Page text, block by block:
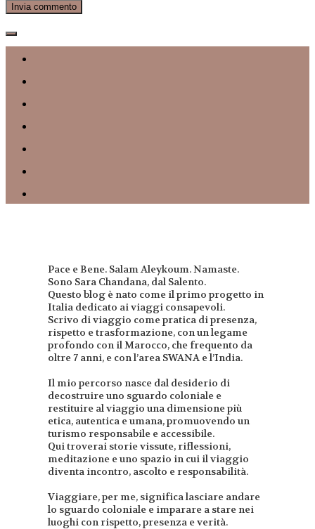
Pace e Bene. Salam Aleykoum. Namaste.
Sono Sara Chandana, dal Salento.
Questo blog è nato come il primo progetto in
Italia dedicato ai viaggi consapevoli.
Scrivo di viaggio come pratica di presenza,
rispetto e trasformazione, con un legame
profondo con il Marocco, che frequento da
oltre 7 anni, e con l’area SWANA e l’India.
Il mio percorso nasce dal desiderio di
decostruire uno sguardo coloniale e
restituire al viaggio una dimensione più
etica, autentica e umana, promuovendo un
turismo responsabile e accessibile.
Qui troverai storie vissute, riflessioni,
meditazione e uno spazio in cui il viaggio
diventa incontro, ascolto e responsabilità.
Viaggiare, per me, significa lasciare andare
lo sguardo coloniale e imparare a stare nei
luoghi con rispetto, presenza e verità.